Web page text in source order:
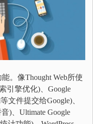
。像Thought Web所使
引擎优化)、Google
文件提交给Google)、
)、Ultimate Google